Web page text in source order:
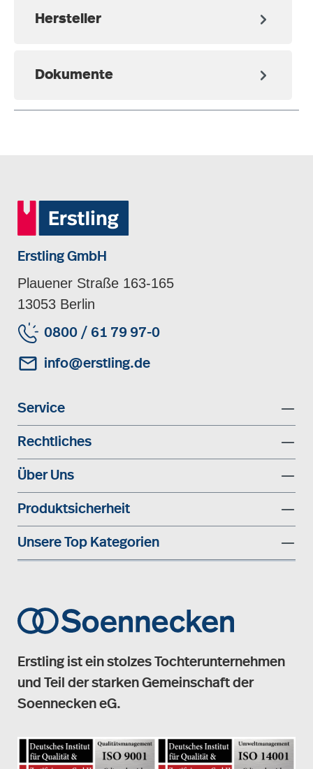
Hersteller
Dokumente
Erstling GmbH
Plauener Straße 163-165
13053 Berlin
0800 / 61 79 97-0
info@erstling.de
Service
Rechtliches
Über Uns
Produktsicherheit
Unsere Top Kategorien
Erstling ist ein stolzes Tochterunternehmen
und Teil der starken Gemeinschaft der
Soennecken eG.